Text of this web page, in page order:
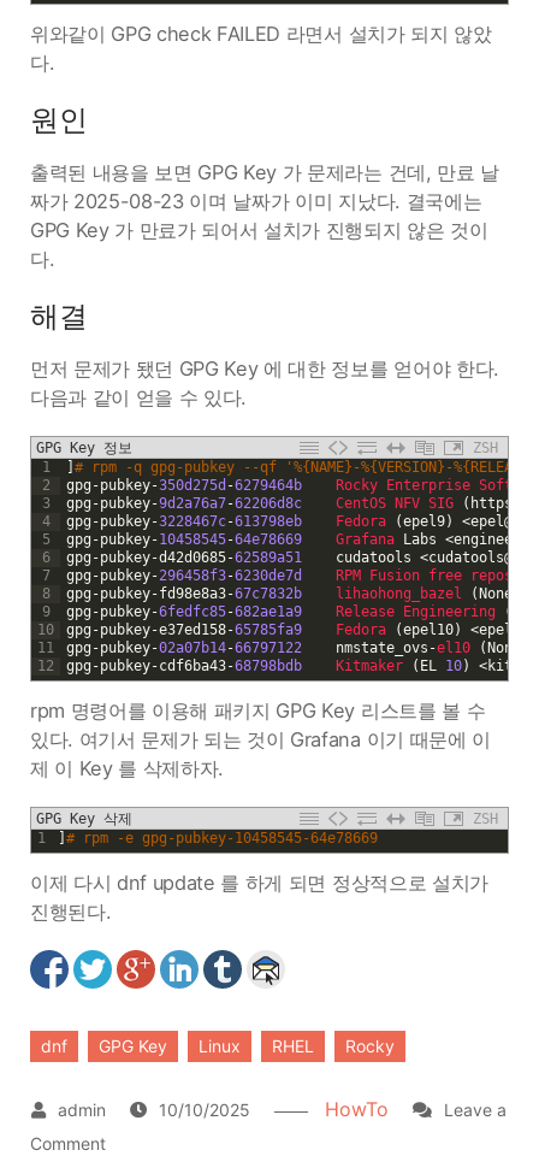
위와같이 GPG check FAILED 라면서 설치가 되지 않았
다.
원인
출력된 내용을 보면 GPG Key 가 문제라는 건데, 만료 날
짜가 2025-08-23 이며 날짜가 이미 지났다. 결국에는
GPG Key 가 만료가 되어서 설치가 진행되지 않은 것이
다.
해결
먼저 문제가 됐던 GPG Key 에 대한 정보를 얻어야 한다.
다음과 같이 얻을 수 있다.
GPG Key 정보
ZSH
1
2
3
4
5
6
7
8
9
10
11
12
# rpm -q gpg-pubkey --qf '%{NAME}-%{VERSION}-
gpg -pubkey-350d275d -6279464b Rocky Enterprise
gpg -pubkey-9d2a76a7-62206d8c CentOS NFV SIG ( https
gpg -pubkey-3228467c-613798eb Fedora (epel9) <epel@
gpg -pubkey-10458545-64e78669 Grafana Labs <
gpg -pubkey-d42d0685-62589a51 cudatools <cudatools@
gpg -pubkey-296458f3-6230de7d RPM Fusion free
gpg -pubkey-fd98e8a3-67c7832b lihaohong_bazel ( None
gpg -pubkey-6fedfc85-682ae1a9 Release Engineering (
gpg -pubkey-e37ed158-65785fa9 Fedora (epel10) <epel
gpg -pubkey-02a07b14-66797122 nmstate_ovs -el10 ( None
gpg -pubkey-cdf6ba43-68798bdb Kitmaker ( EL 10) <
rpm 명령어를 이용해 패키지 GPG Key 리스트를 볼 수
있다. 여기서 문제가 되는 것이 Grafana 이기 때문에 이
제 이 Key 를 삭제하자.
GPG Key 삭제
ZSH
1
# rpm -e gpg-pubkey-10458545-64e78669
이제 다시 dnf update 를 하게 되면 정상적으로 설치가
진행된다.
dnf GPG Key Linux RHEL Rocky
10/10/2025 HowTo
Leave a
Commenton